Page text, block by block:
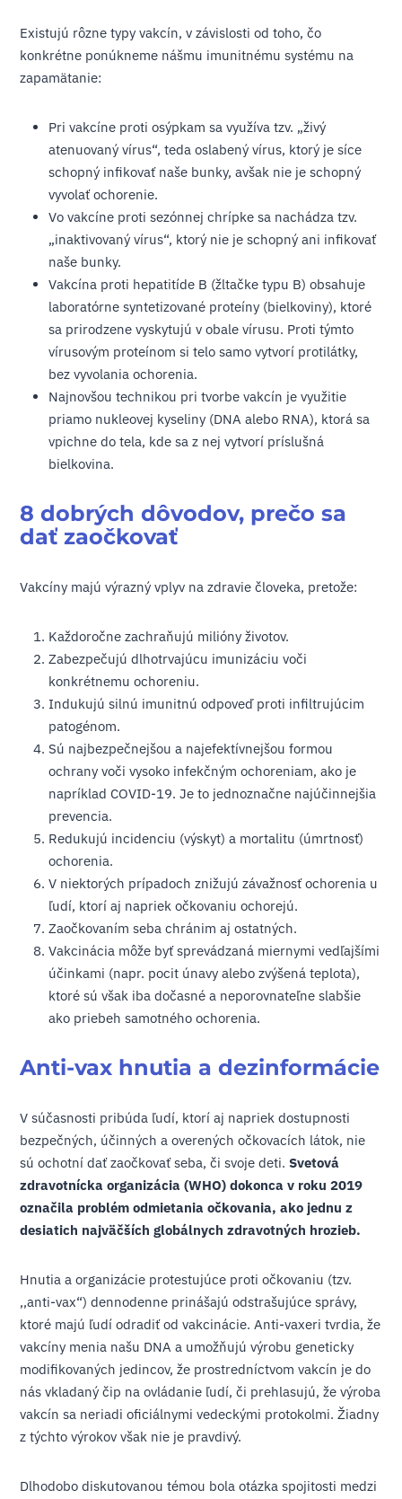
Existujú rôzne typy vakcín, v závislosti od toho, čo
konkrétne ponúkneme nášmu imunitnému systému na
zapamätanie:
Pri vakcíne proti osýpkam sa využíva tzv. „živý
atenuovaný vírus“, teda oslabený vírus, ktorý je síce
schopný infikovať naše bunky, avšak nie je schopný
vyvolať ochorenie.
Vo vakcíne proti sezónnej chrípke sa nachádza tzv.
„inaktivovaný vírus“, ktorý nie je schopný ani infikovať
naše bunky.
Vakcína proti hepatitíde B (žltačke typu B) obsahuje
laboratórne syntetizované proteíny (bielkoviny), ktoré
sa prirodzene vyskytujú v obale vírusu. Proti týmto
vírusovým proteínom si telo samo vytvorí protilátky,
bez vyvolania ochorenia.
Najnovšou technikou pri tvorbe vakcín je využitie
priamo nukleovej kyseliny (DNA alebo RNA), ktorá sa
vpichne do tela, kde sa z nej vytvorí príslušná
bielkovina.
8 dobrých dôvodov, prečo sa
dať zaočkovať
Vakcíny majú výrazný vplyv na zdravie človeka, pretože:
Každoročne zachraňujú milióny životov.
Zabezpečujú dlhotrvajúcu imunizáciu voči
konkrétnemu ochoreniu.
Indukujú silnú imunitnú odpoveď proti infiltrujúcim
patogénom.
Sú najbezpečnejšou a najefektívnejšou formou
ochrany voči vysoko infekčným ochoreniam, ako je
napríklad COVID-19. Je to jednoznačne najúčinnejšia
prevencia.
Redukujú incidenciu (výskyt) a mortalitu (úmrtnosť)
ochorenia.
V niektorých prípadoch znižujú závažnosť ochorenia u
ľudí, ktorí aj napriek očkovaniu ochorejú.
Zaočkovaním seba chránim aj ostatných.
Vakcinácia môže byť sprevádzaná miernymi vedľajšími
účinkami (napr. pocit únavy alebo zvýšená teplota),
ktoré sú však iba dočasné a neporovnateľne slabšie
ako priebeh samotného ochorenia.
Anti-vax hnutia a dezinformácie
V súčasnosti pribúda ľudí, ktorí aj napriek dostupnosti
bezpečných, účinných a overených očkovacích látok, nie
sú ochotní dať zaočkovať seba, či svoje deti. Svetová
zdravotnícka organizácia (WHO) dokonca v roku 2019
označila problém odmietania očkovania, ako jednu z
desiatich najväčších globálnych zdravotných hrozieb.
Hnutia a organizácie protestujúce proti očkovaniu (tzv.
,,anti-vax“) dennodenne prinášajú odstrašujúce správy,
ktoré majú ľudí odradiť od vakcinácie. Anti-vaxeri tvrdia, že
vakcíny menia našu DNA a umožňujú výrobu geneticky
modifikovaných jedincov, že prostredníctvom vakcín je do
nás vkladaný čip na ovládanie ľudí, či prehlasujú, že výroba
vakcín sa neriadi oficiálnymi vedeckými protokolmi. Žiadny
z týchto výrokov však nie je pravdivý.
Dlhodobo diskutovanou témou bola otázka spojitosti medzi